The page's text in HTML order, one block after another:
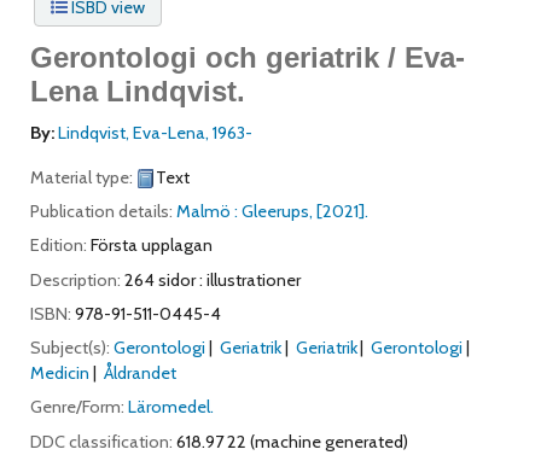
ISBD view
Gerontologi och geriatrik / Eva-
Lena Lindqvist.
By:Lindqvist, Eva-Lena, 1963-
Material type:
Text
Publication details: Malmö : Gleerups, [2021].
Edition: Första upplagan
Description: 264 sidor : illustrationer
ISBN: 978-91-511-0445-4
Subject(s): Gerontologi Geriatrik Geriatrik
Gerontologi
Medicin
Åldrandet
Genre/Form: Läromedel.
DDC classification: 618.97 22 (machine generated)